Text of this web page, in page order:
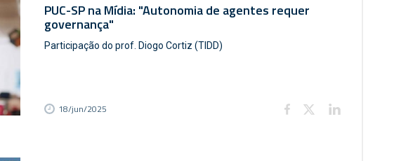
PUC-SP na Mídia: "Autonomia de agentes requer
governança"
Participação do prof. Diogo Cortiz (TIDD)
18/jun/2025